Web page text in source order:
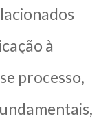
à
processo,